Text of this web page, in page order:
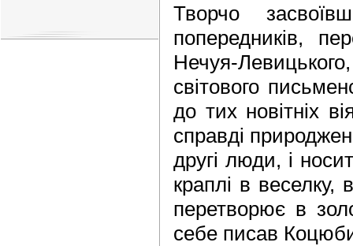
Творчо
попередників,
Нечуя-
світового
до тих новітніх
справді
другі люди, і
краплі в веселку,
перетворює в
себе писав